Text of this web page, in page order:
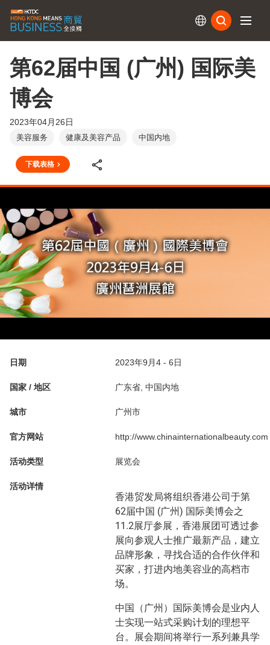
第62届中国 (广州) 国际美
博会
2023年04月26日
美容服务 健康及美容产品 中国内地
下载表格
日期 2023年9月4 - 6日
国家 / 地区 广东省, 中国内地
城市 广州市
官方网站 http://www.chinainternationalbeauty.com
活动类型 展览会
活动详情
香港贸发局将组织香港公司于第
62届中国 (广州) 国际美博会之
11.2展厅参展，香港展团可透过参
展向参观人士推广最新产品，建立
品牌形象，寻找合适的合作伙伴和
买家，打进内地美容业的高档市
场。
中国（广州）国际美博会是业内人
士实现一站式采购计划的理想平
台。展会期间将举行一系列兼具学